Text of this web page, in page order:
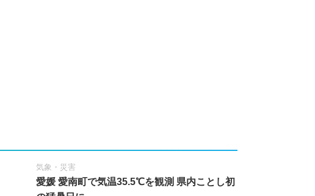
気象・災害
愛媛 愛南町で気温35.5℃を観測 県内ことし初